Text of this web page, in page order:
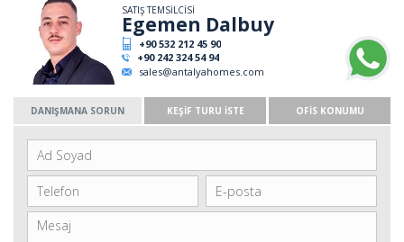
SATIŞ TEMSİLCİSİ
Egemen Dalbuy
+90 532 212 45 90
+90 242 324 54 94
sales@antalyahomes.com
DANIŞMANA SORUN KEŞİF TURU İSTE OFİS KONUMU